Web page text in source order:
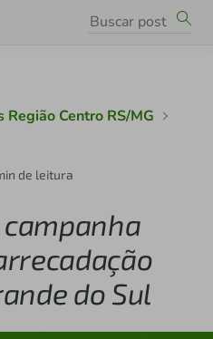
Região Centro RS/MG
de leitura
do Sul